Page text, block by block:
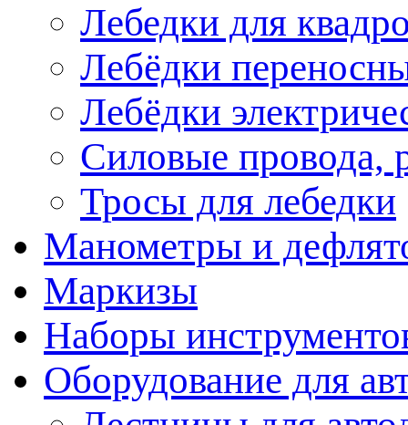
Лебедки для
Лебёдки
Лебёдки
Силовые провода,
Тросы для лебедки
Манометры и
Маркизы
Наборы
Оборудование для